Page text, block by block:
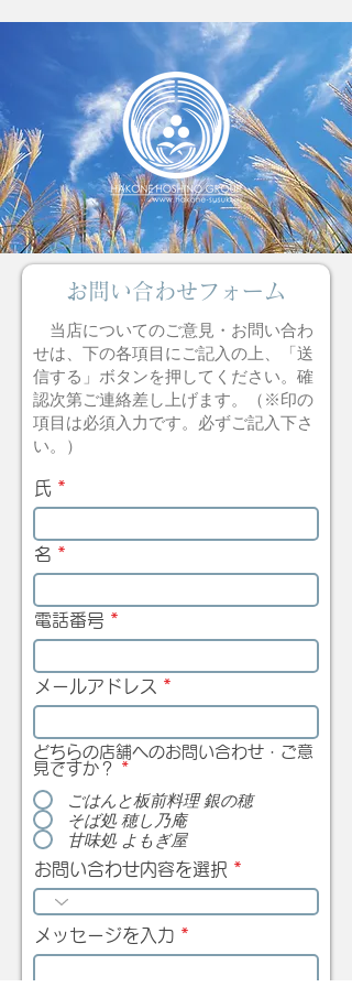
お問い合わせフォーム
当店についてのご意見・お問い合わ
せは、下の各項目にご記入の上、「送
信する」ボタンを押してください。確
認次第ご連絡差し上げます。（※印の
項目は必須入力です。必ずご記入下さ
い。）
氏
名
電話番号
メールアドレス
どちらの店舗へのお問い合わせ・ご意
見ですか？ *
ごはんと板前料理 銀の穂
そば処 穂し乃庵
甘味処 よもぎ屋
お問い合わせ内容を選択
メッセージを入力